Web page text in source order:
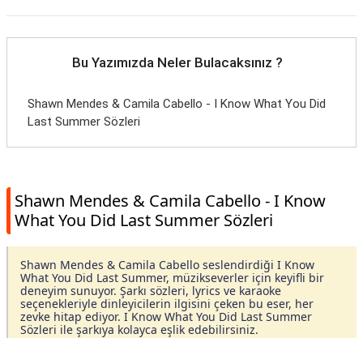
Bu Yazımızda Neler Bulacaksınız ?
Shawn Mendes & Camila Cabello - I Know What You Did
Last Summer Sözleri
Shawn Mendes & Camila Cabello - I Know
What You Did Last Summer Sözleri
Shawn Mendes & Camila Cabello seslendirdiği I Know
What You Did Last Summer, müzikseverler için keyifli bir
deneyim sunuyor. Şarkı sözleri, lyrics ve karaoke
seçenekleriyle dinleyicilerin ilgisini çeken bu eser, her
zevke hitap ediyor. I Know What You Did Last Summer
Sözleri ile şarkıya kolayca eşlik edebilirsiniz.